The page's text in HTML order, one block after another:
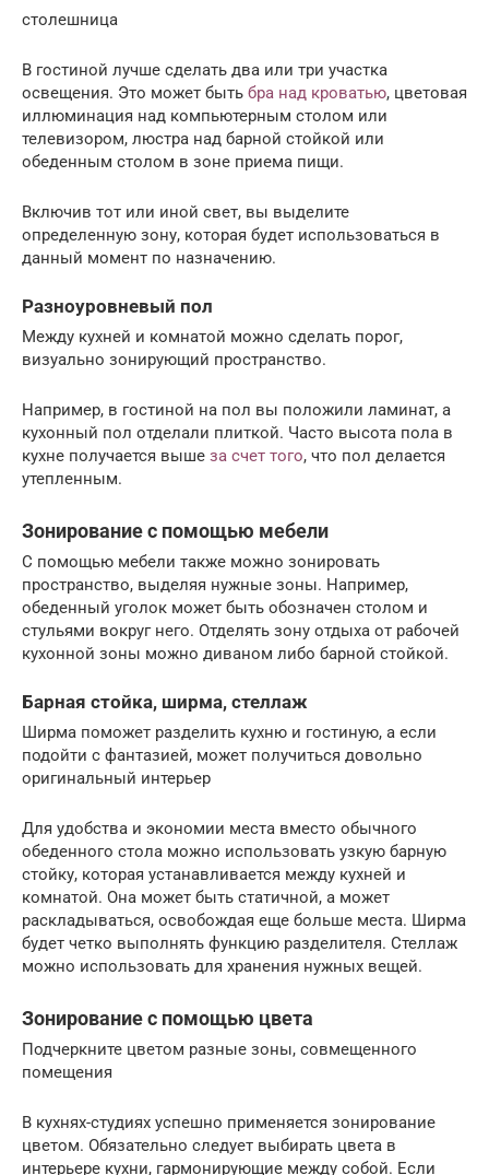
столешница
В гостиной лучше сделать два или три участка
освещения. Это может быть бра над кроватью, цветовая
иллюминация над компьютерным столом или
телевизором, люстра над барной стойкой или
обеденным столом в зоне приема пищи.
Включив тот или иной свет, вы выделите
определенную зону, которая будет использоваться в
данный момент по назначению.
Разноуровневый пол
Между кухней и комнатой можно сделать порог,
визуально зонирующий пространство.
Например, в гостиной на пол вы положили ламинат, а
кухонный пол отделали плиткой. Часто высота пола в
кухне получается выше за счет того, что пол делается
утепленным.
Зонирование с помощью мебели
С помощью мебели также можно зонировать
пространство, выделяя нужные зоны. Например,
обеденный уголок может быть обозначен столом и
стульями вокруг него. Отделять зону отдыха от рабочей
кухонной зоны можно диваном либо барной стойкой.
Барная стойка, ширма, стеллаж
Ширма поможет разделить кухню и гостиную, а если
подойти с фантазией, может получиться довольно
оригинальный интерьер
Для удобства и экономии места вместо обычного
обеденного стола можно использовать узкую барную
стойку, которая устанавливается между кухней и
комнатой. Она может быть статичной, а может
раскладываться, освобождая еще больше места. Ширма
будет четко выполнять функцию разделителя. Стеллаж
можно использовать для хранения нужных вещей.
Зонирование с помощью цвета
Подчеркните цветом разные зоны, совмещенного
помещения
В кухнях-студиях успешно применяется зонирование
цветом. Обязательно следует выбирать цвета в
интерьере кухни, гармонирующие между собой. Если